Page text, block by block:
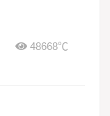
48668℃